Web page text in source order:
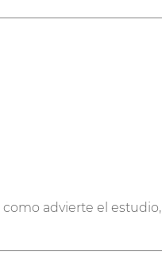
advierte el estudio,